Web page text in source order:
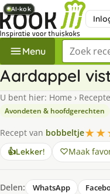
Menu Zoek een
Aardappel
U bent hier: Home ›
Avondeten & hoofdgerechten
Recept van bobbeltje
👍Lekker! Maak
Delen: WhatsApp
AI-kok
AI-kok
AI-kok
AI-kok
AI-kok
AI-kok
AI-kok